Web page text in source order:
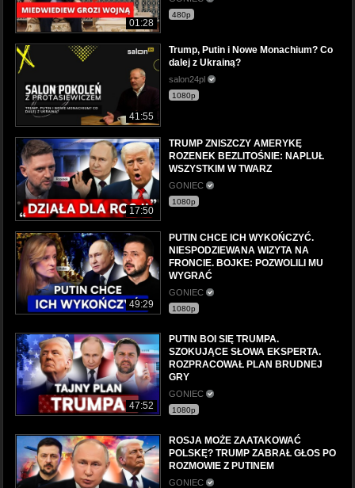
01:28
480p
41:55
Trump, Putin i Nowe Monachium? Co
dalej z Ukrainą?
salon24pl
1080p
17:50
TRUMP ZNISZCZY AMERYKĘ
ROZENEK BEZLITOŚNIE: NAPLUŁ
WSZYSTKIM W TWARZ
GONIEC
1080p
49:29
PUTIN CHCE ICH WYKOŃCZYĆ.
NIESPODZIEWANA WIZYTA NA
FRONCIE. BOJKE: POZWOLILI MU
WYGRAĆ
GONIEC
1080p
47:52
PUTIN BOI SIĘ TRUMPA.
SZOKUJĄCE SŁOWA EKSPERTA.
ROZPRACOWAŁ PLAN BRUDNEJ
GRY
GONIEC
1080p
ROSJA MOŻE ZAATAKOWAĆ
POLSKĘ? TRUMP ZABRAŁ GŁOS PO
ROZMOWIE Z PUTINEM
GONIEC